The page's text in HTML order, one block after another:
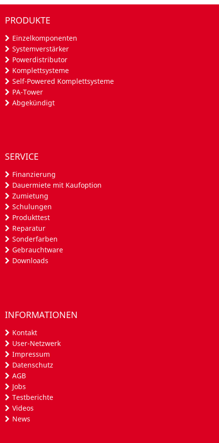
PRODUKTE
Einzelkomponenten
Systemverstärker
Powerdistributor
Komplettsysteme
Self-Powered Komplettsysteme
PA-Tower
Abgekündigt
SERVICE
Finanzierung
Dauermiete mit Kaufoption
Zumietung
Schulungen
Produkttest
Reparatur
Sonderfarben
Gebrauchtware
Downloads
INFORMATIONEN
Kontakt
User-Netzwerk
Impressum
Datenschutz
AGB
Jobs
Testberichte
Videos
News